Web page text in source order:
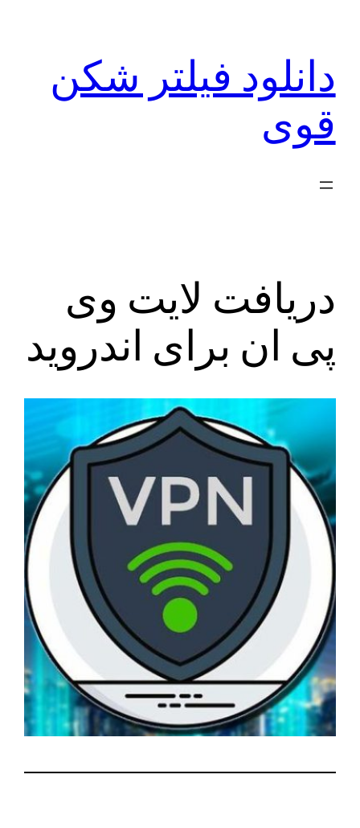
دانلود فیلتر شکن
قوی
دریافت لایت وی
پی ان برای اندروید